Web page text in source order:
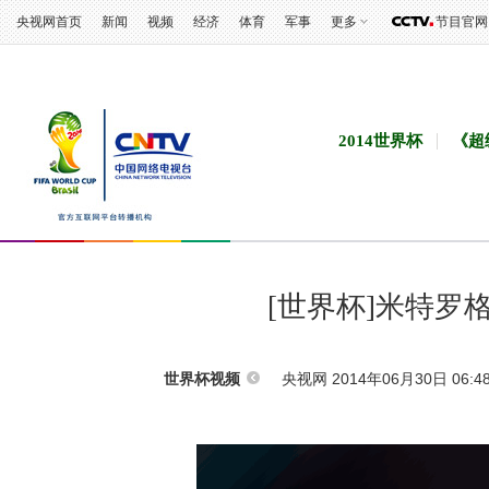
央视网首页 新闻 视频 经济 体育 军事 更多 节目官网
2014世界杯 《
[世界杯]米特罗
世界杯视频 央视网 2014年06月30日